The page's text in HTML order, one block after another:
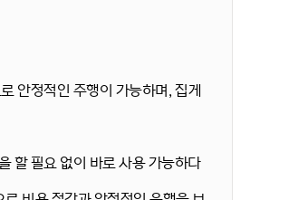
안정적인 주행이 가능하며, 집게
할 필요 없이 바로 사용 가능하다